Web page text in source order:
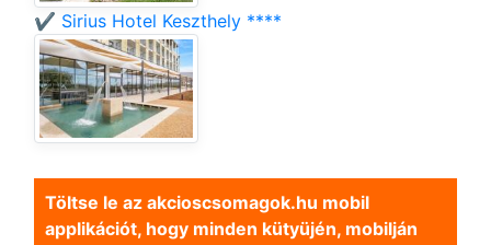
✔️ Sirius Hotel Keszthely ****
Töltse le az akcioscsomagok.hu mobil
applikációt, hogy minden kütyüjén, mobilján